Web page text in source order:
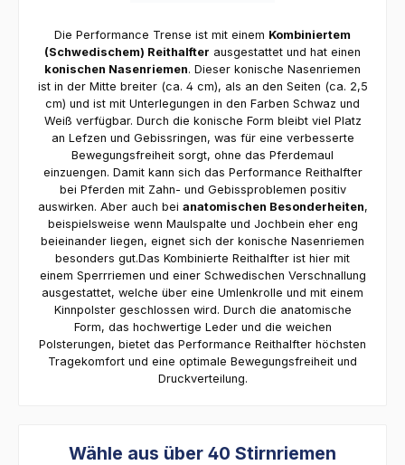
Die Performance Trense ist mit einem Kombiniertem
(Schwedischem) Reithalfter ausgestattet und hat einen
konischen Nasenriemen. Dieser konische Nasenriemen
ist in der Mitte breiter (ca. 4 cm), als an den Seiten (ca. 2,5
cm) und ist mit Unterlegungen in den Farben Schwaz und
Weiß verfügbar. Durch die konische Form bleibt viel Platz
an Lefzen und Gebissringen, was für eine verbesserte
Bewegungsfreiheit sorgt, ohne das Pferdemaul
einzuengen. Damit kann sich das Performance Reithalfter
bei Pferden mit Zahn- und Gebissproblemen positiv
auswirken. Aber auch bei anatomischen Besonderheiten,
beispielsweise wenn Maulspalte und Jochbein eher eng
beieinander liegen, eignet sich der konische Nasenriemen
besonders gut.Das Kombinierte Reithalfter ist hier mit
einem Sperrriemen und einer Schwedischen Verschnallung
ausgestattet, welche über eine Umlenkrolle und mit einem
Kinnpolster geschlossen wird. Durch die anatomische
Form, das hochwertige Leder und die weichen
Polsterungen, bietet das Performance Reithalfter höchsten
Tragekomfort und eine optimale Bewegungsfreiheit und
Druckverteilung.
Wähle aus über 40 Stirnriemen